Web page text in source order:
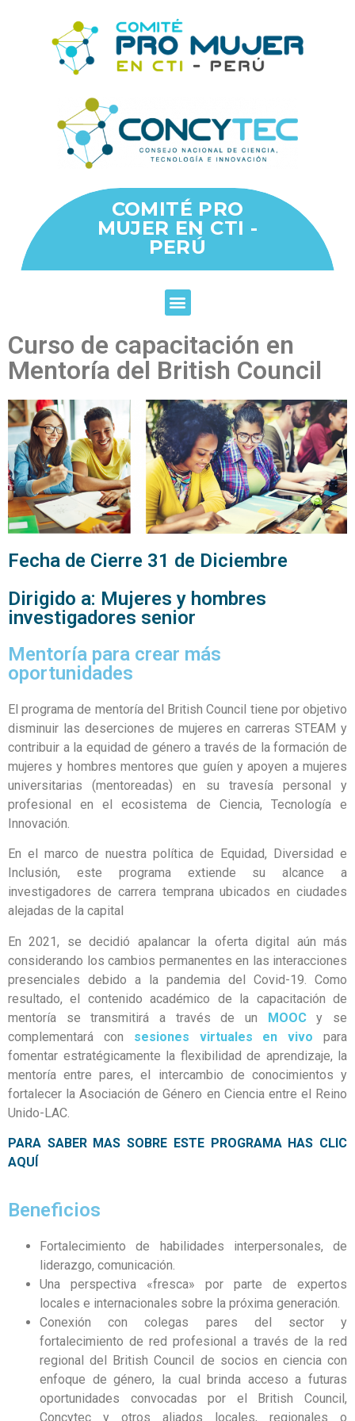
COMITÉ PRO
MUJER EN CTI -
PERÚ
Curso de capacitación en
Mentoría del British Council
Fecha de Cierre 31 de Diciembre
Dirigido a: Mujeres y hombres
investigadores senior
Mentoría para crear más
oportunidades
El programa de mentoría del British Council tiene por objetivo
disminuir las deserciones de mujeres en carreras STEAM y
contribuir a la equidad de género a través de la formación de
mujeres y hombres mentores que guíen y apoyen a mujeres
universitarias (mentoreadas) en su travesía personal y
profesional en el ecosistema de Ciencia, Tecnología e
Innovación.
En el marco de nuestra política de Equidad, Diversidad e
Inclusión, este programa extiende su alcance a
investigadores de carrera temprana ubicados en ciudades
alejadas de la capital
En 2021, se decidió apalancar la oferta digital aún más
considerando los cambios permanentes en las interacciones
presenciales debido a la pandemia del Covid-19. Como
resultado, el contenido académico de la capacitación de
mentoría se transmitirá a través de un MOOCy se
complementará con sesiones virtuales en vivo para
fomentar estratégicamente la flexibilidad de aprendizaje, la
mentoría entre pares, el intercambio de conocimientos y
fortalecer la Asociación de Género en Ciencia entre el Reino
Unido-LAC.
PARA SABER MAS SOBRE ESTE PROGRAMA HAS CLIC
AQUÍ
Beneficios
Fortalecimiento de habilidades interpersonales, de
liderazgo, comunicación.
Una perspectiva «fresca» por parte de expertos
locales e internacionales sobre la próxima generación.
Conexión con colegas pares del sector y
fortalecimiento de red profesional a través de la red
regional del British Council de socios en ciencia con
enfoque de género, la cual brinda acceso a futuras
oportunidades convocadas por el British Council,
Concytec y otros aliados locales, regionales o